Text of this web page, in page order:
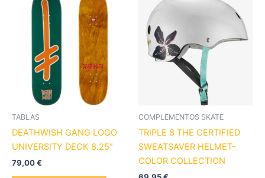
TABLAS
DEATHWISH GANG LOGO
UNIVERSITY DECK 8.25″
79,00€
COMPLEMENTOS SKATE
TRIPLE 8 THE CERTIFIED
SWEATSAVER HELMET-
COLOR COLLECTION